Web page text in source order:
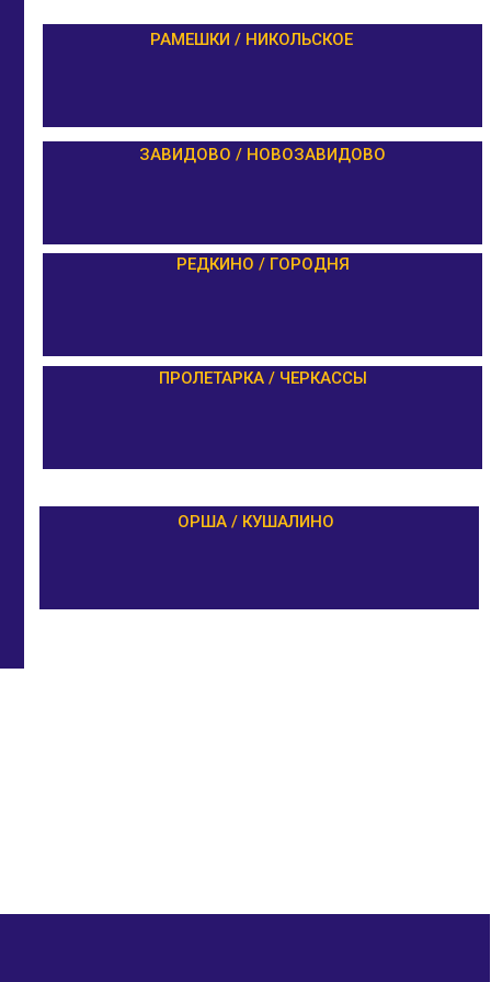
ОРША / КУШАЛИНО
РАМЕШКИ / НИКОЛЬСКОЕ
ЗАВИДОВО / НОВОЗАВИДОВО
РЕДКИНО / ГОРОДНЯ
ПРОЛЕТАРКА / ЧЕРКАССЫ